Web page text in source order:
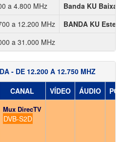
a 4.800 MHz
Banda KU Baixa
a 12.200 MHz
BANDA KU
a 31.000 MHz
- DE 12.200 A 12.750 MHZ
CANAL VÍDEO ÁUDIO
PCR
Mux DirecTV
DVB-S2D